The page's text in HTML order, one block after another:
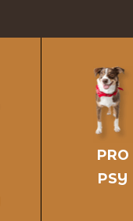
PRO
PSY